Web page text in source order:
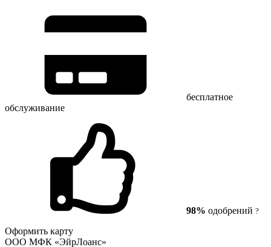
бесплатное
обслуживание
98% одобрений ?
Оформить карту
ООО МФК «ЭйрЛоанс»